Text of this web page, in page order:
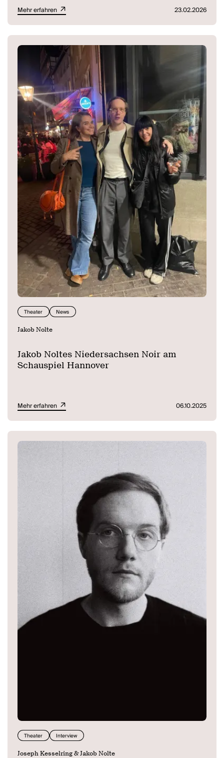
Mehr erfahren 23.02.2026
Theater News
Jakob Nolte
Jakob Noltes Niedersachsen Noir am
Schauspiel Hannover
Mehr erfahren 06.10.2025
Theater Interview
Joseph Kesselring & Jakob Nolte